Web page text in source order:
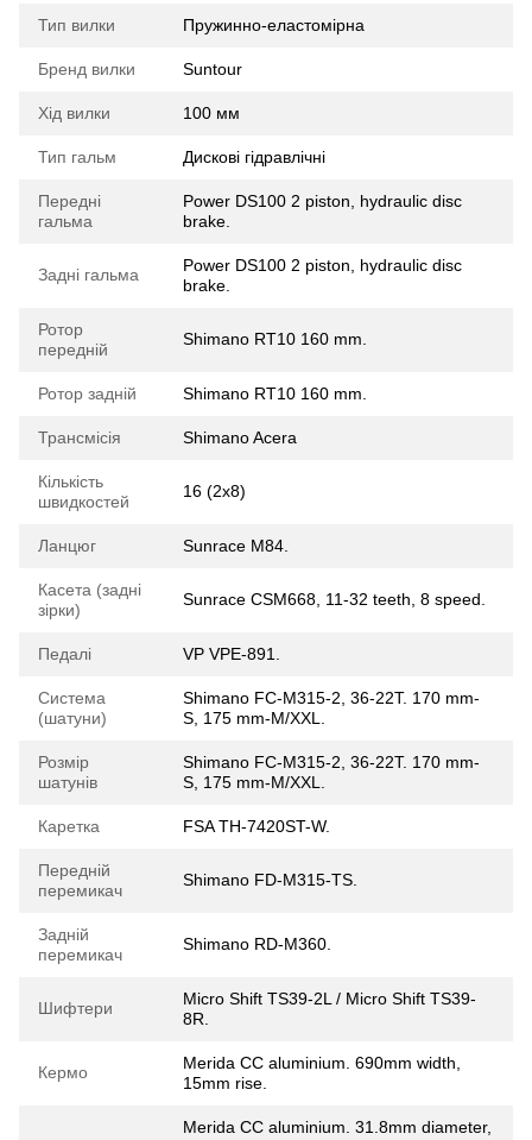
Тип вилки Пружинно-еластомірна
Бренд вилки Suntour
Хід вилки 100 мм
Тип гальм Дискові гідравлічні
Передні
гальма
Power DS100 2 piston, hydraulic disc
brake.
Задні гальма
Power DS100 2 piston, hydraulic disc
brake.
Ротор
передній
Shimano RT10 160 mm.
Ротор задній Shimano RT10 160 mm.
Трансмісія Shimano Acera
Кількість
швидкостей
16 (2x8)
Ланцюг Sunrace M84.
Касета (задні
зірки)
Sunrace CSM668, 11-32 teeth, 8 speed.
Педалі VP VPE-891.
Система
(шатуни)
Shimano FC-M315-2, 36-22T. 170 mm-
S, 175 mm-M/XXL.
Розмір
шатунів
Shimano FC-M315-2, 36-22T. 170 mm-
S, 175 mm-M/XXL.
Каретка FSA TH-7420ST-W.
Передній
перемикач
Shimano FD-M315-TS.
Задній
перемикач
Shimano RD-M360.
Шифтери
Micro Shift TS39-2L / Micro Shift TS39-
8R.
Кермо
Merida CC aluminium. 690mm width,
15mm rise.
Merida CC aluminium. 31.8mm diameter,